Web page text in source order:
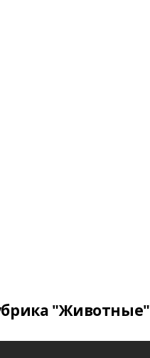
"Животные"